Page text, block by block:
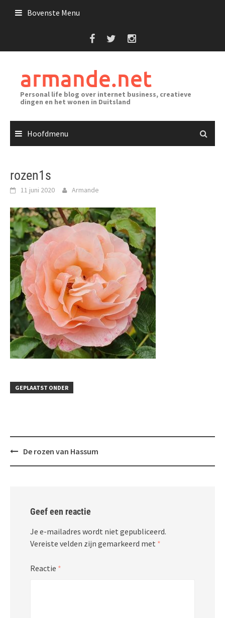
Bovenste Menu
armande.net
Personal life blog over internet business, creatieve
dingen en het wonen in Duitsland
Hoofdmenu
rozen1s
11 juni 2020 Armande
GEPLAATST ONDER
BerichtDe rozen van Hassum
Geef een reactie
Je e-mailadres wordt niet gepubliceerd.
Vereiste velden zijn gemarkeerd met *
Reactie *